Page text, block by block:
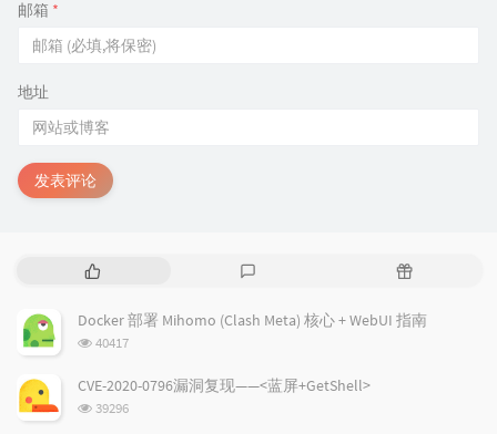
邮箱 *
地址
发表评论
热
文
章
评
随
文
Docker 部署 Mihomo (Clash Meta) 核心 + WebUI 指南
浏
次
数:
40417
CVE-2020-0796漏洞复现——<蓝屏+GetShell>
浏
39296